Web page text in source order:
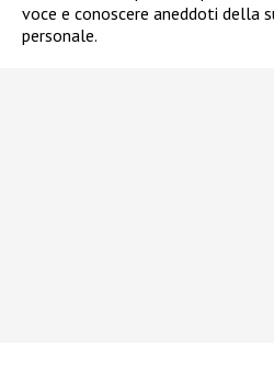
voce e conoscere aneddoti della
personale.